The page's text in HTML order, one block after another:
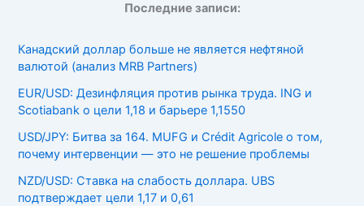
Последние записи:
Канадский доллар больше не является нефтяной
валютой (анализ MRB Partners)
EUR/USD: Дезинфляция против рынка труда. ING и
Scotiabank о цели 1,18 и барьере 1,1550
USD/JPY: Битва за 164. MUFG и Crédit Agricole о том,
почему интервенции — это не решение проблемы
NZD/USD: Ставка на слабость доллара. UBS
подтверждает цели 1,17 и 0,61